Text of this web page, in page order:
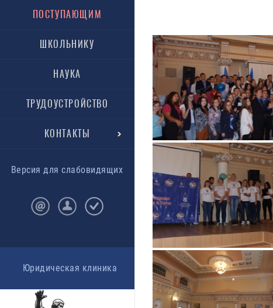
ПОСТУПАЮЩИМ
ШКОЛЬНИКУ
НАУКА
ТРУДОУСТРОЙСТВО
КОНТАКТЫ
Версия для слабовидящих
Юридическая клиника